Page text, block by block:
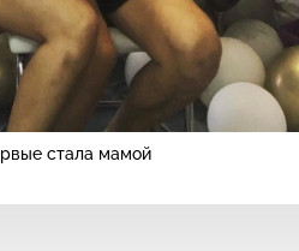
стала мамой